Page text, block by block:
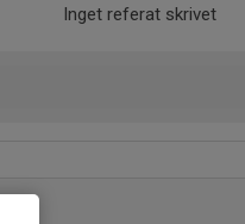
Inget referat skrivet